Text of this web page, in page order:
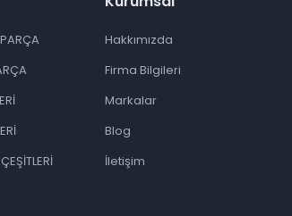
Hakkımızda
Firma Bilgileri
Markalar
Blog
İletişim